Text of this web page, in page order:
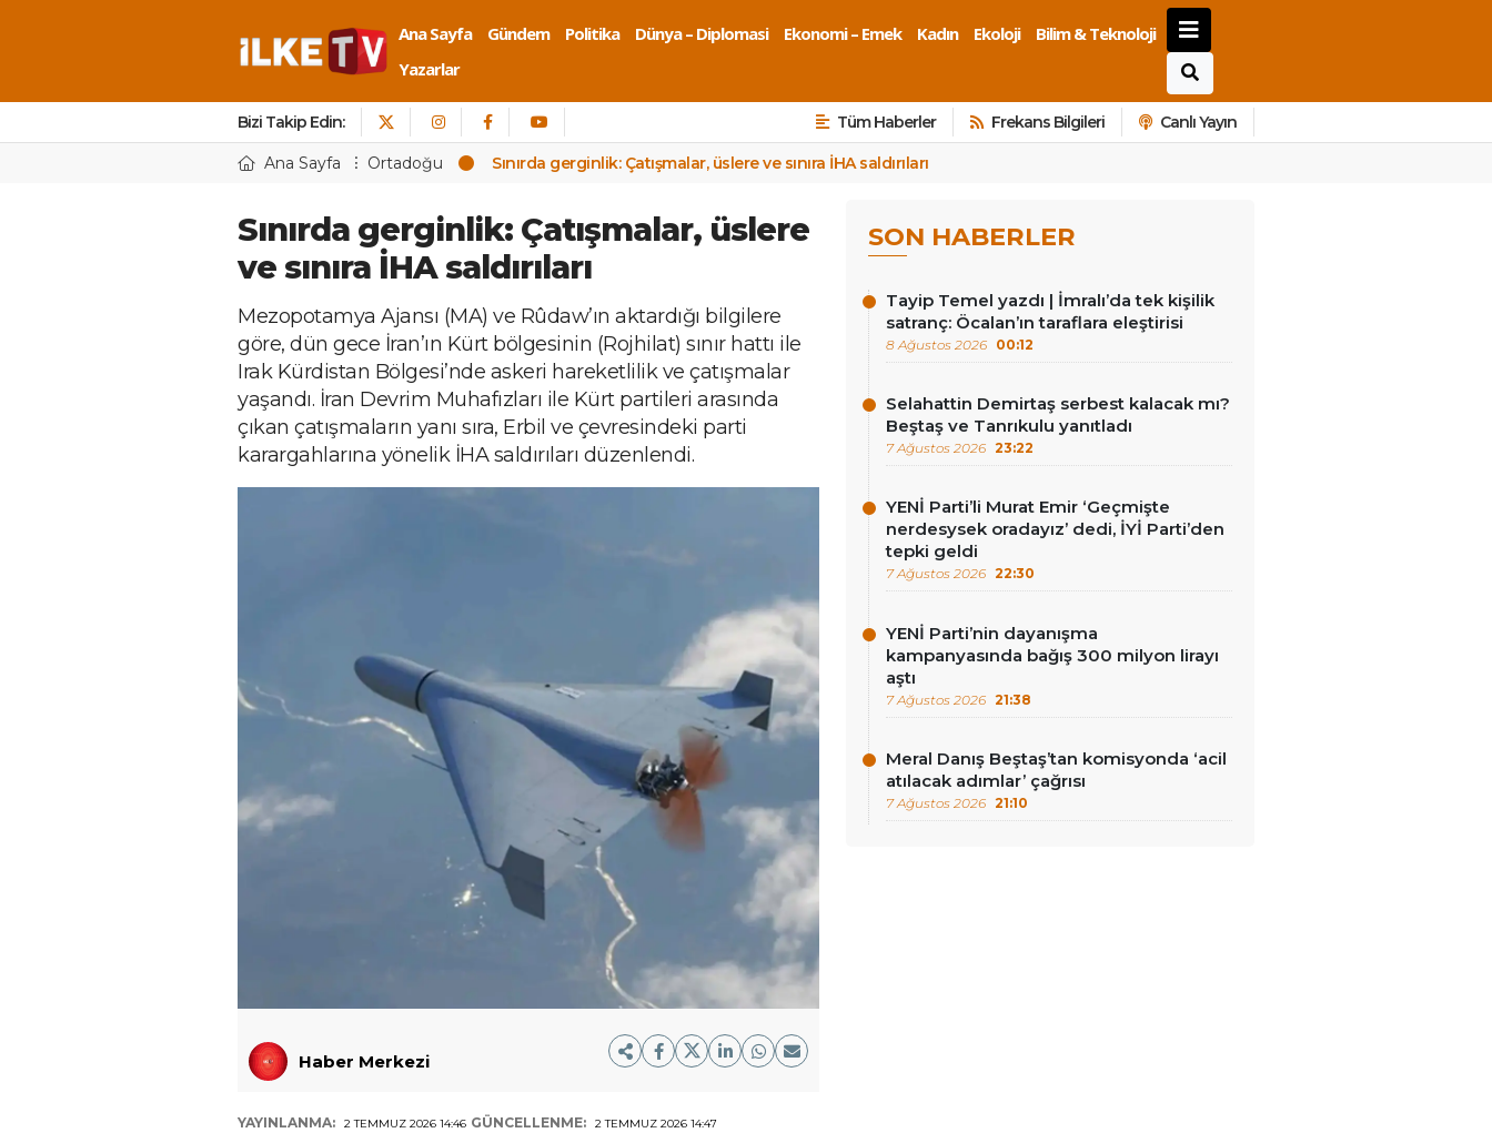
Ana Sayfa Gündem Politika Dünya – Diplomasi Ekonomi – Emek Kadın Ekoloji
Bilim & Teknoloji
Yazarlar
Bizi Takip Edin: Tüm Haberler Frekans Bilgileri Canlı Yayın
Ana Sayfa Ortadoğu Sınırda gerginlik: Çatışmalar, üslere ve sınıra İHA saldırıları
Sınırda gerginlik: Çatışmalar, üslere
ve sınıra İHA saldırıları
Mezopotamya Ajansı (MA) ve Rûdaw’ın aktardığı bilgilere
göre, dün gece İran’ın Kürt bölgesinin (Rojhilat) sınır hattı ile
Irak Kürdistan Bölgesi’nde askeri hareketlilik ve çatışmalar
yaşandı. İran Devrim Muhafızları ile Kürt partileri arasında
çıkan çatışmaların yanı sıra, Erbil ve çevresindeki parti
karargahlarına yönelik İHA saldırıları düzenlendi.
Haber Merkezi
YAYINLANMA: 2 TEMMUZ 2026 14:46 GÜNCELLENME: 2 TEMMUZ 2026 14:47
SON HABERLER
Tayip Temel yazdı | İmralı’da tek kişilik
satranç: Öcalan’ın taraflara eleştirisi
8 Ağustos 2026 00:12
Selahattin Demirtaş serbest kalacak mı?
Beştaş ve Tanrıkulu yanıtladı
7 Ağustos 2026 23:22
YENİ Parti’li Murat Emir ‘Geçmişte
nerdesysek oradayız’ dedi, İYİ Parti’den
tepki geldi
7 Ağustos 2026 22:30
YENİ Parti’nin dayanışma
kampanyasında bağış 300 milyon lirayı
aştı
7 Ağustos 2026 21:38
Meral Danış Beştaş’tan komisyonda ‘acil
atılacak adımlar’ çağrısı
7 Ağustos 2026 21:10